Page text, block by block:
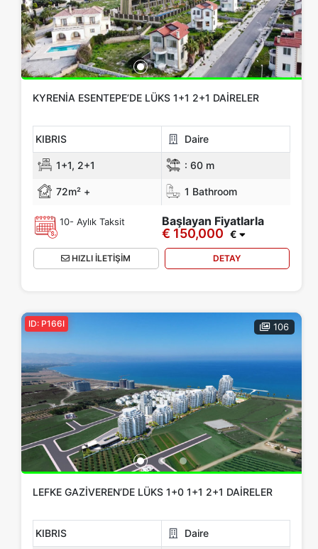
Apply
Close
KYRENIA ESENTEPE’DE LÜKS 1+1 2+1 DAIRELER
KIBRIS Daire
1+1, 2+1 : 60 m
72m² + 1 Bathroom
10- Aylık Taksit Başlayan Fiyatlarla
€ 150,000 €
HIZLI İLETİŞİM DETAY
106
ID: P166I
LEFKE GAZIVEREN’DE LÜKS 1+0 1+1 2+1 DAIRELER
KIBRIS Daire